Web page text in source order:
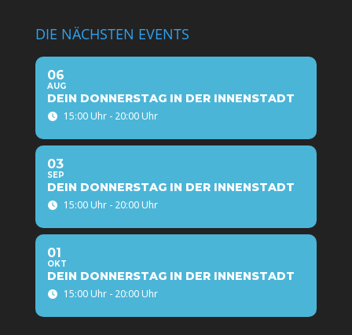
DIE NÄCHSTEN EVENTS
06
AUG
DEIN DONNERSTAG IN DER INNENSTADT
15:00 Uhr - 20:00 Uhr
03
SEP
DEIN DONNERSTAG IN DER INNENSTADT
15:00 Uhr - 20:00 Uhr
01
OKT
DEIN DONNERSTAG IN DER INNENSTADT
15:00 Uhr - 20:00 Uhr